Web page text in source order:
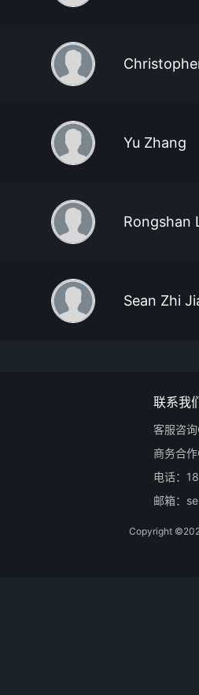
Yu Zhang
Rongshan
Sean Zhi
联系我
客服咨
商务合
电话：
邮箱：
Copyright